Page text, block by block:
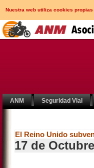
Nuestra web utiliza cookies
ANM Seguridad Vial
El Reino Unido
17 de